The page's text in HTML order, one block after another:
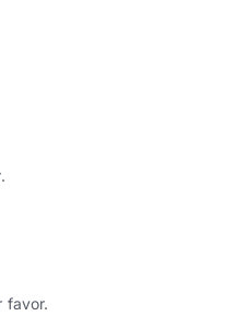
favor.